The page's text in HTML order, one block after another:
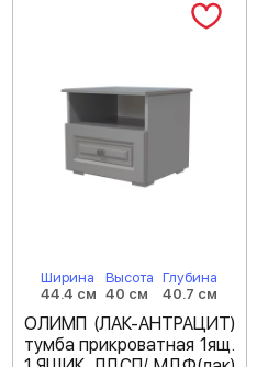
Ширина
44.4 см
Высота
40 см
Глубина
40.7 см
ОЛИМП (ЛАК-АНТРАЦИТ)
тумба прикроватная 1ящ.